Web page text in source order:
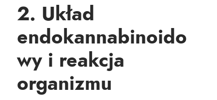
2. Układ
endokannabinoido
wy i reakcja
organizmu